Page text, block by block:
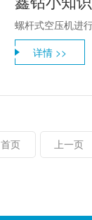
螺杆式空压机进
详情 >>
首页 上一页